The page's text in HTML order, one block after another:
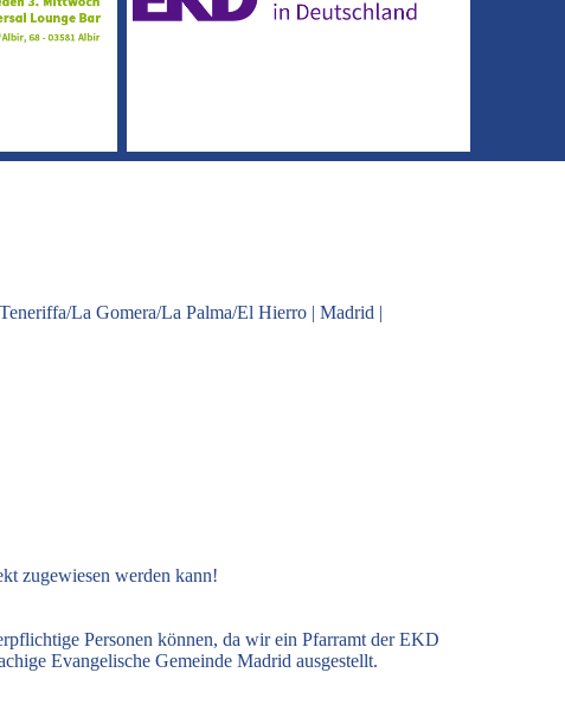
Teneriffa/La Gomera/La Palma/El Hierro | Madrid |
zugewiesen werden kann!
Personen können, da wir ein Pfarramt der EKD
Evangelische Gemeinde Madrid ausgestellt.